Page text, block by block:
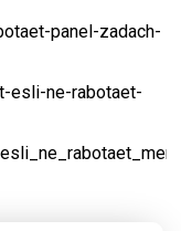
panel-zadach-
esli-ne-rabotaet-